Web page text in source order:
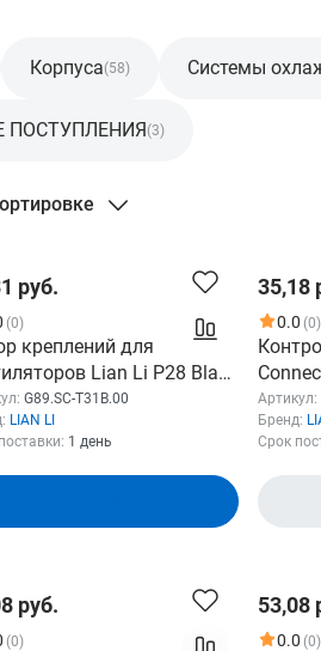
Корпуса(58) Системы
ПОСТУПЛЕНИЯ(3)
руб.
(0)
креплений для
Lian Li P28 Black
T31B.00) (для
12 винтов,
G89.SC-T31B.00
LIAN LI
1 день
35,18
0.0 (0)
Артикул:
Бренд:
Срок
руб.
(0)
53,08
0.0 (0)